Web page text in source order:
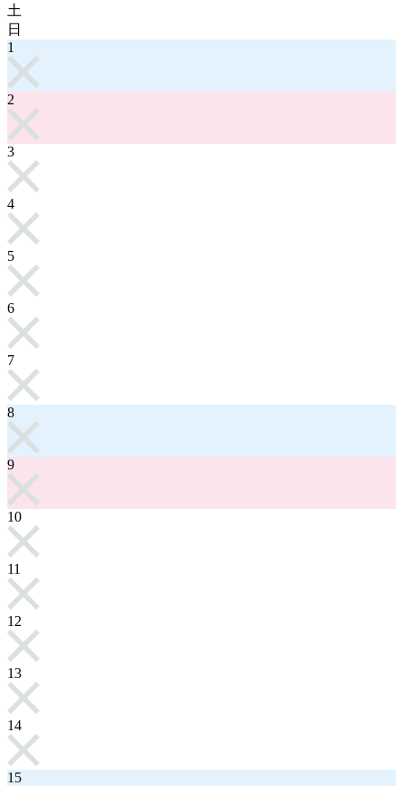
土
日
1
2
3
4
5
6
7
8
9
10
11
12
13
14
15